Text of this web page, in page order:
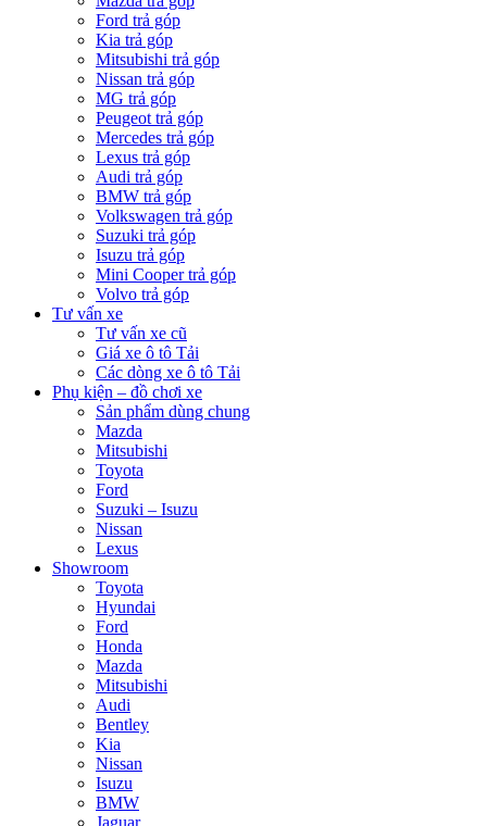
Ford trả góp
Kia trả góp
Mitsubishi trả góp
Nissan trả góp
MG trả góp
Peugeot trả góp
Mercedes trả góp
Lexus trả góp
Audi trả góp
BMW trả góp
Volkswagen trả góp
Suzuki trả góp
Isuzu trả góp
Mini Cooper trả góp
Volvo trả góp
Tư vấn xe
Tư vấn xe cũ
Giá xe ô tô Tải
Các dòng xe ô tô Tải
Phụ kiện – đồ chơi xe
Sản phẩm dùng chung
Mazda
Mitsubishi
Toyota
Ford
Suzuki – Isuzu
Nissan
Lexus
Showroom
Toyota
Hyundai
Ford
Honda
Mazda
Mitsubishi
Audi
Bentley
Kia
Nissan
Isuzu
BMW
Jaguar